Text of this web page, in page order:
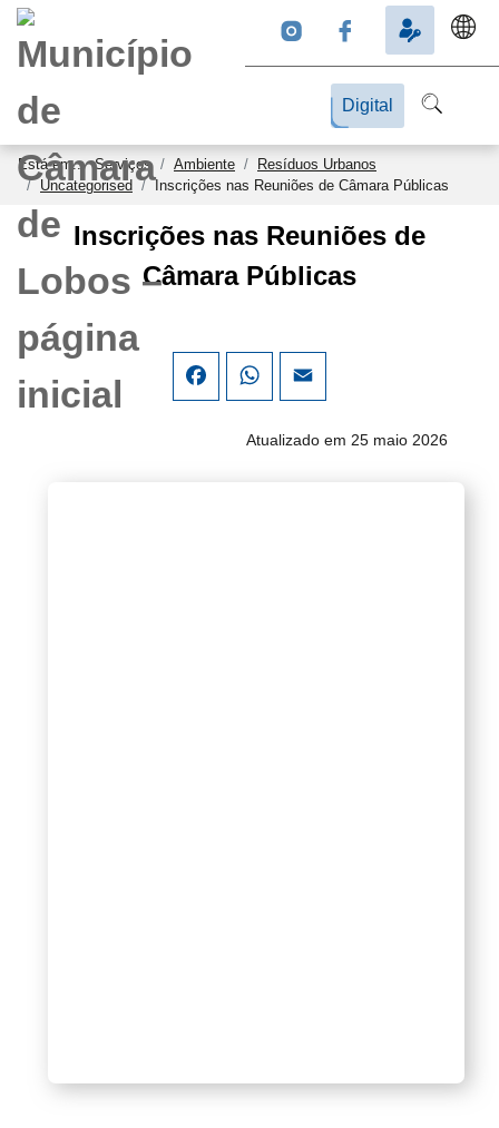
Digital
Está em...Serviços Ambiente
Resíduos Urbanos
Uncategorised
Inscrições nas Reuniões de Câmara Públicas
FacebookWhatsApp
Inscrições nas Reuniões de
Câmara Públicas
Atualizado em 25 maio 2026